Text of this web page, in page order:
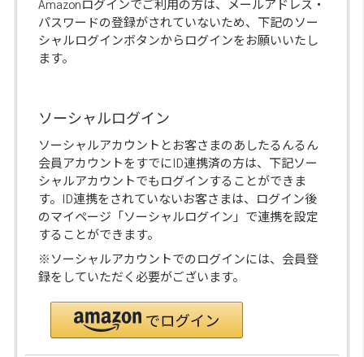
Amazonログインでご利用の方は、メールアドレス・
パスワードの登録がされていないため、下記のソー
シャルログインボタンからログインをお願いいたし
ます。
ソーシャルログイン
ソーシャルアカウントとお客さまのあしたるんるん
会員アカウントをすでにID連携済の方は、下記ソー
シャルアカウントでもログインすることができま
す。ID連携をされていないお客さまは、ログイン後
のマイページ「ソーシャルログイン」で連携を設定
することができます。
※ソーシャルアカウントでのログインには、会員登
録をしていただく必要がございます。